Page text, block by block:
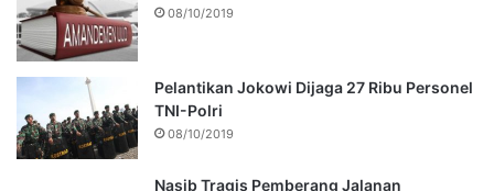
08/10/2019
Pelantikan Jokowi Dijaga 27 Ribu Personel
TNI-Polri
08/10/2019
Nasib Tragis Pemberang Jalanan